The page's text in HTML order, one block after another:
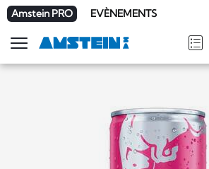
Amstein PRO EVÈNEMENTS
FRDEENIT
Afficher
la